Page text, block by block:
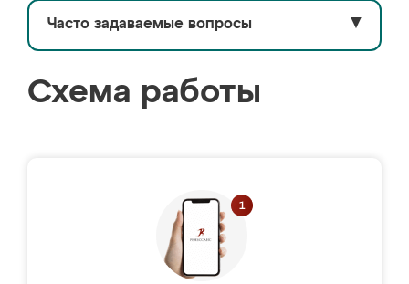
Часто задаваемые вопросы ▼
Схема работы